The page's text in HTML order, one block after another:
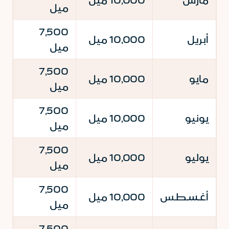
ميل
أبريل 10,000 ميل
7,500
ميل
مايو 10,000 ميل
7,500
ميل
يونيو 10,000 ميل
7,500
ميل
يوليو 10,000 ميل
7,500
ميل
أغسطس 10,000 ميل
7,500
ميل